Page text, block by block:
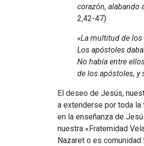
corazón, alabando
2,42-47).
«La multitud de
Los apóstoles
No había entre
de los apóstoles, y
El deseo de Jesús,
a extenderse por toda la
en la enseñanza de
nuestra «Fraternidad
Nazaret o es